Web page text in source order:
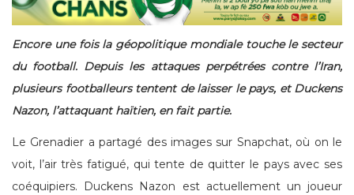
Encore une fois la géopolitique mondiale touche le secteur
du football. Depuis les attaques perpétrées contre l’Iran,
plusieurs footballeurs tentent de laisser le pays, et Duckens
Nazon, l’attaquant haïtien, en fait partie.
Le Grenadier a partagé des images sur Snapchat, où on le
voit, l’air très fatigué, qui tente de quitter le pays avec ses
coéquipiers. Duckens Nazon est actuellement un joueur